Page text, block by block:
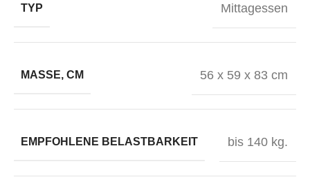
TYP Mittagessen
MASSE, CM 56 x 59 x 83 cm
EMPFOHLENE BELASTBARKEIT bis 140 kg.